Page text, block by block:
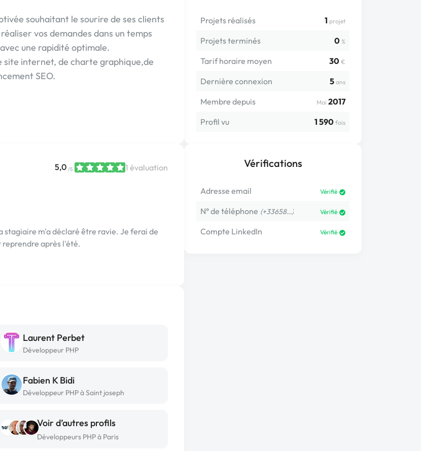
Projets réalisés 1 projet
Projets terminés 0 %
Tarif horaire moyen 30 €
Dernière connexion 5 ans
Membre depuis Mai 2017
Profil vu
1 590 fois
Vérifications
Adresse email Vérifié
N° de téléphone (+33658…) Vérifié
Compte LinkedIn Vérifié
souhaitant le sourire de ses clients
vos demandes dans un temps
une rapidité optimale.
site internet, de charte graphique,de
SEO.
5,0 /5 1 évaluation
m'a déclaré être ravie. Je ferai de
reprendre après l'été.
Laurent Perbet
Développeur PHP
Fabien K Bidi
Développeur PHP à Saint joseph
Voir d’autres profils
Développeurs PHP à Paris